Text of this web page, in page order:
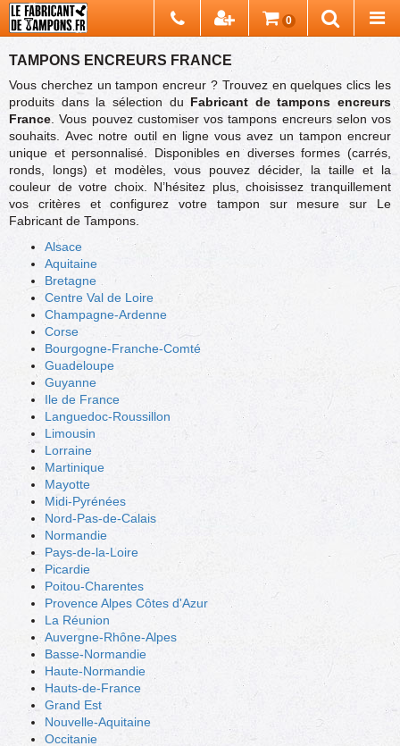
TAMPONS ENCREURS FRANCE
Vous cherchez un tampon encreur ? Trouvez en quelques clics les
produits dans la sélection du Fabricant de tampons encreurs
France . Vous pouvez customiser vos tampons encreurs selon vos
souhaits. Avec notre outil en ligne vous avez un tampon encreur
unique et personnalisé. Disponibles en diverses formes (carrés,
ronds, longs) et modèles, vous pouvez décider, la taille et la
couleur de votre choix. N’hésitez plus, choisissez tranquillement
vos critères et configurez votre tampon sur mesure sur Le
Fabricant de Tampons.
Alsace
Aquitaine
Bretagne
Centre Val de Loire
Champagne-Ardenne
Corse
Bourgogne-Franche-Comté
Guadeloupe
Guyanne
Ile de France
Languedoc-Roussillon
Limousin
Lorraine
Martinique
Mayotte
Midi-Pyrénées
Nord-Pas-de-Calais
Normandie
Pays-de-la-Loire
Picardie
Poitou-Charentes
Provence Alpes Côtes d'Azur
La Réunion
Auvergne-Rhône-Alpes
Basse-Normandie
Haute-Normandie
Hauts-de-France
Grand Est
Nouvelle-Aquitaine
Occitanie
0
Chercher